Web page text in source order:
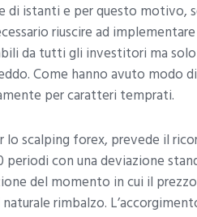
di istanti e per questo motivo,
riuscire ad
da tutti gli investitori ma solo
Come hanno avuto modo
per caratteri temprati.
lo scalping forex, prevede il
con una deviazione
del momento in cui il
rimbalzo.